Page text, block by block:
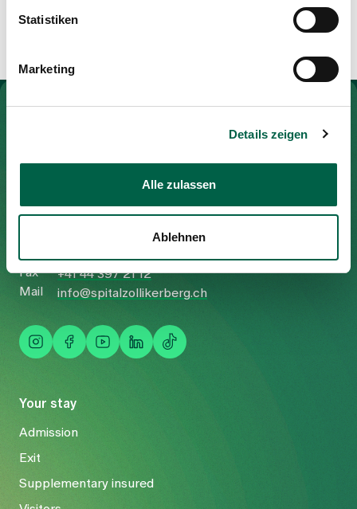
Statistiken
Marketing
Details zeigen
Alle zulassen
Ablehnen
Your stay
Admission
Exit
Supplementary insured
Trichtenhauserstrasse 20
Fax
+41 44 397 21 12
Mail
info@spitalzollikerberg.ch